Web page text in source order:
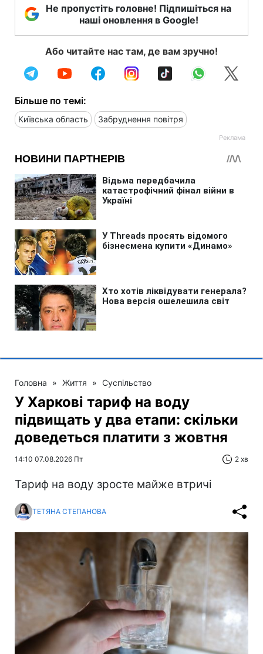
Не пропустіть головне! Підпишіться на
наші оновлення в Google!
Або читайте нас там, де вам зручно!
Більше по темі:
Київська область Забруднення повітря
Головна » Життя » Суспільство
У Харкові тариф на воду
підвищать у два етапи: скільки
доведеться платити з жовтня
14:10 07.08.2026 Пт 2 хв
Тариф на воду зросте майже втричі
ТЕТЯНА СТЕПАНОВА